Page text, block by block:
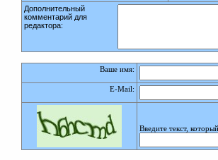
Дополнительный
комментарий для
редактора:
Ваше имя:
E-Mail :
Введите текст,